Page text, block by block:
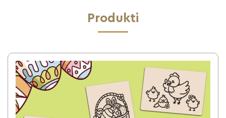
Produkti